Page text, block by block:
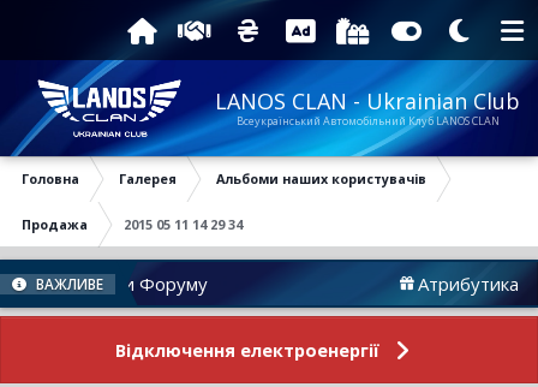
LANOS CLAN - Ukrainian Club
Всеукраїнський Автомобільний Клуб LANOS CLAN
Головна Галерея Альбоми наших користувачів
Продажа 2015 05 11 14 29 34
ВАЖЛИВЕ
Новини Форуму Атрибутика
Відключення електроенергії